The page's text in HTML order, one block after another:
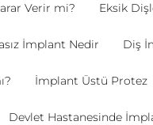
Verir mi? Eksik
İmplant Nedir Diş
İmplant Üstü Protez
Devlet Hastanesinde